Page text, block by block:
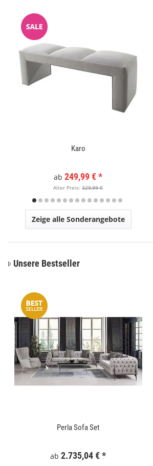
Karo
ab 249,99 €*
Alter Preis: 329,99 €
Zeige alle Sonderangebote
Unsere Bestseller
Perla Sofa Set
ab 2.735,04 €*